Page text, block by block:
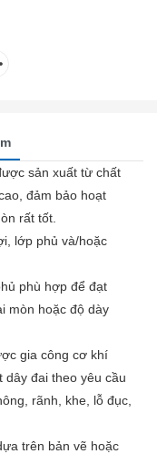
sản xuất từ ​​chất
đảm bảo hoạt
rất tốt.
lớp phủ và/hoặc
phù hợp để đạt
mòn hoặc độ dày
gia công cơ khí
dây đai theo yêu cầu
rãnh, khe, lỗ đục,
trên bản vẽ hoặc